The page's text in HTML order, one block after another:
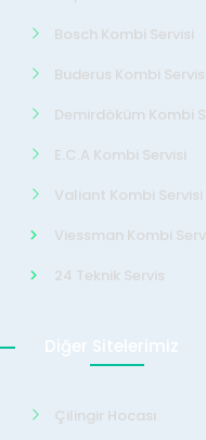
Bosch Kombi Servisi
Buderus Kombi Servisi
Demirdöküm Kombi
E.C.A Kombi Servisi
Valiant Kombi Servisi
Viessman Kombi
24 Teknik Servis
Diğer Sitelerimiz
Çilingir Hocası